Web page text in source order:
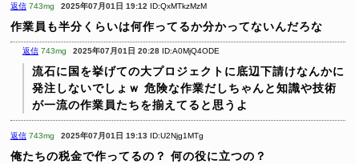
返信 743mg 2025年07月01日 19:12 ID:QxMTkzMzM
作業員も半分くらいは何作ってるか分かってないんだろな
返信 743mg 2025年07月01日 20:28 ID:A0MjQ4ODE
流石に国を挙げての大プロジェクトに底辺下請けなんかに
発注しないでしょｗ 危険な作業だしちゃんと知識や技術
が一流の作業員たちを揃えてると思うよ
返信 743mg 2025年07月01日 19:13 ID:U2Njg1MTg
俺たちの税金で作ってるの？ 何の役に立つの？